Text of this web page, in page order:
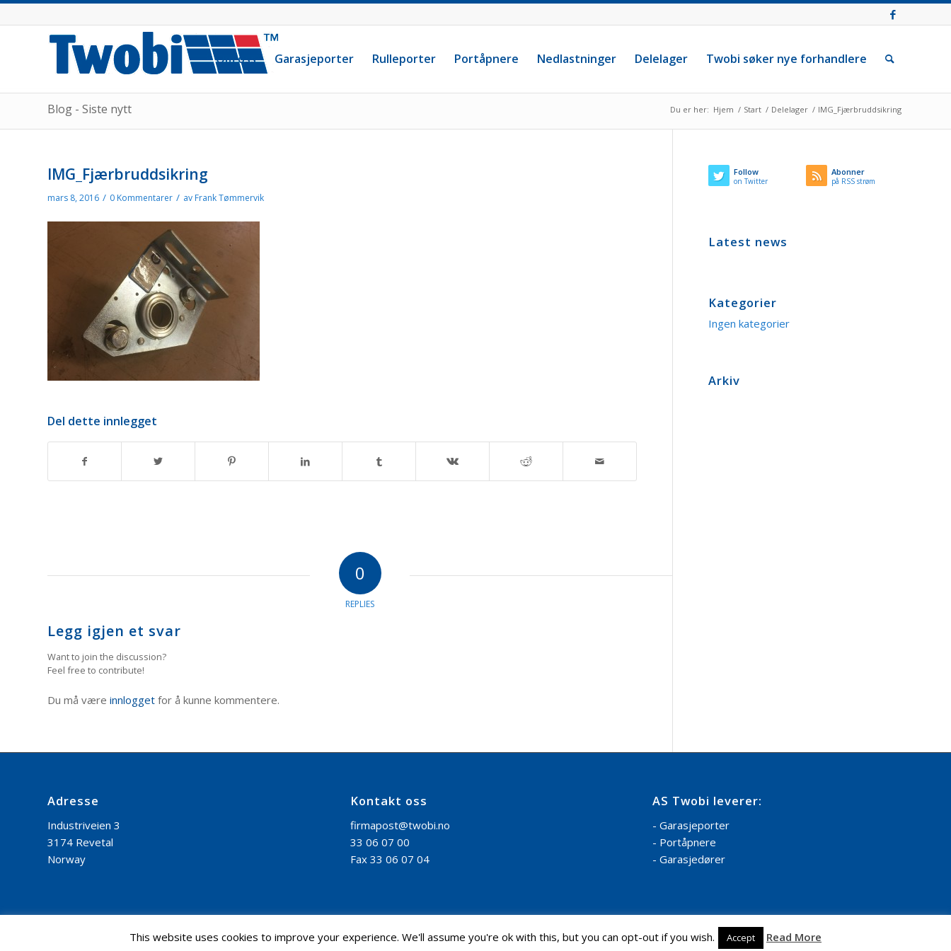
Om oss Garasjeporter Rulleporter Portåpnere Nedlastninger Delelager Twobi søker nye forhandlere
Blog - Siste nytt Du er her: Hjem / Start / Delelager / IMG_Fjærbruddsikring
IMG_Fjærbruddsikring
mars 8, 2016 / 0 Kommentarer / av Frank Tømmervik
Del dette innlegget
0
REPLIES
Legg igjen et svar
Want to join the discussion?
Feel free to contribute!
Du må være innlogget for å kunne kommentere.
Follow
on Twitter
Abonner
på RSS strøm
Latest news
Kategorier
Ingen kategorier
Arkiv
Adresse
Industriveien 3
3174 Revetal
Norway
Kontakt oss
firmapost@twobi.no
33 06 07 00
Fax 33 06 07 04
AS Twobi leverer:
- Garasjeporter
- Portåpnere
- Garasjedører
Nettside levert av CoreTrek ASThis website uses cookies to improve your experience. We'll assume you're ok with this, but you can opt-out if you wish. Accept Read More